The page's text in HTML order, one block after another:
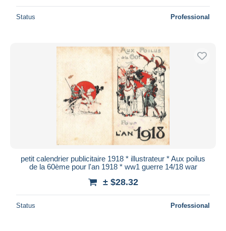
Status Professional
petit calendrier publicitaire 1918 * illustrateur * Aux poilus
de la 60ème pour l'an 1918 * ww1 guerre 14/18 war
± $28.32
Status Professional